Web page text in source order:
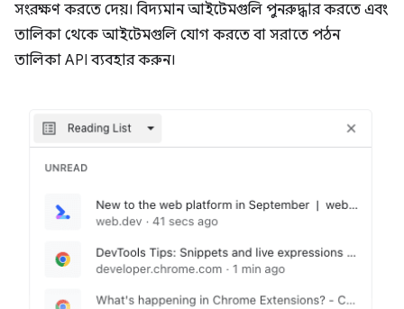
সংরক্ষণ করতে দেয়। বিদ্যমান আইটেমগুলি পুনরুদ্ধার করতে এবং
তালিকা থেকে আইটেমগুলি যোগ করতে বা সরাতে পঠন
তালিকা API ব্যবহার করুন।